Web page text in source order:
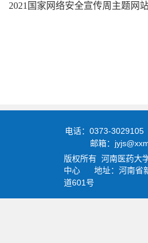
2021国家网络安全宣传周主题网
电话： 0373-
邮箱：
版权所有 河南医药大
中心 地址：河南省
道601 号